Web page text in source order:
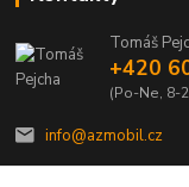
Tomáš
+420
(Po-Ne, 8-
info@azmobil.cz